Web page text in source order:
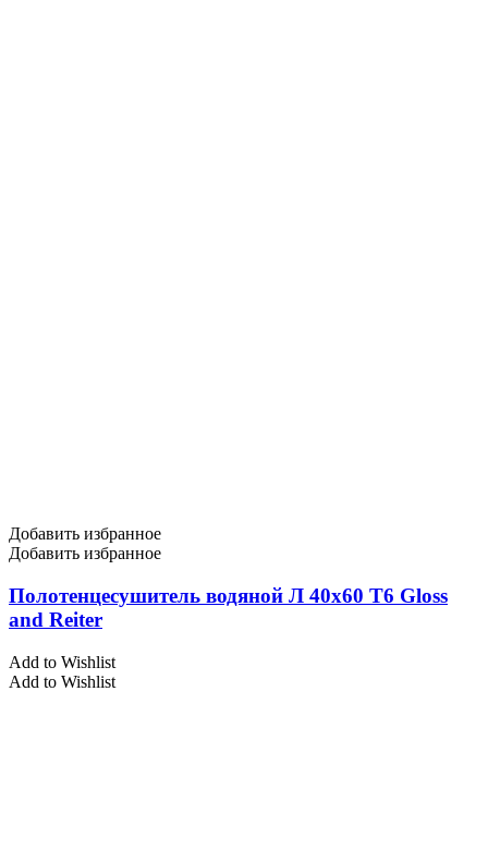
Добавить избранное
Добавить избранное
Полотенцесушитель водяной Л 40х60 Т6 Gloss
and Reiter
Add to Wishlist
Add to Wishlist